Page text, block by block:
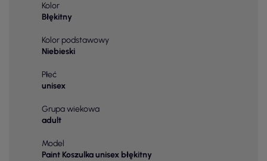
Kolor
Błękitny
Kolor podstawowy
Niebieski
Płeć
unisex
Grupa wiekowa
adult
Model
Paint Koszulka unisex błękitny